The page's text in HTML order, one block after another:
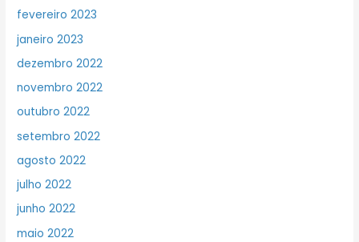
fevereiro 2023
janeiro 2023
dezembro 2022
novembro 2022
outubro 2022
setembro 2022
agosto 2022
julho 2022
junho 2022
maio 2022